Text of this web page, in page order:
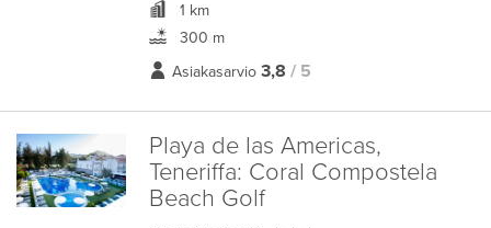
1 km
300 m
Asiakasarvio 3,8 / 5
Playa de las Americas,
Teneriffa: Coral Compostela
Beach Golf